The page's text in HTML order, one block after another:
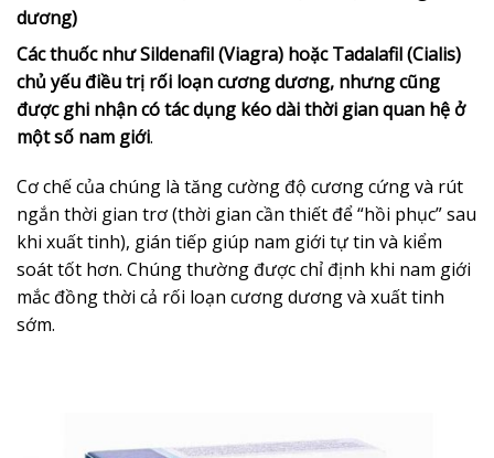
dương)
Các thuốc như Sildenafil (Viagra) hoặc Tadalafil (Cialis)
chủ yếu điều trị rối loạn cương dương, nhưng cũng
được ghi nhận có tác dụng kéo dài thời gian quan hệ ở
một số nam giới.
Cơ chế của chúng là tăng cường độ cương cứng và rút
ngắn thời gian trơ (thời gian cần thiết để “hồi phục” sau
khi xuất tinh), gián tiếp giúp nam giới tự tin và kiểm
soát tốt hơn. Chúng thường được chỉ định khi nam giới
mắc đồng thời cả rối loạn cương dương và xuất tinh
sớm.